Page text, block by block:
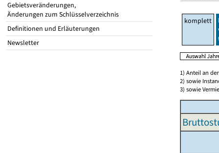
Gebietsveränderungen,
Änderungen zum Schlüsselverzeichnis
Definitionen und Erläuterungen
Newsletter
komplett
1) Anteil an
2) sowie
3) sowie